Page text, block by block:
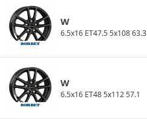
W
6.5x16 ET47.5 5x108 63.3
W
6.5x16 ET48 5x112 57.1